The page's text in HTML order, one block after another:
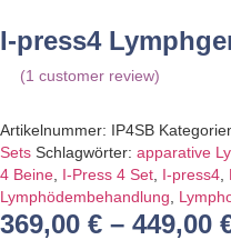
I-press4
(1 customer review)
Artikelnummer: IP4SB
Sets Schlagwörter: apparative
4 Beine I-Press 4 Set I-press4
Lymphödembehandlung
369,00 € – 449,00